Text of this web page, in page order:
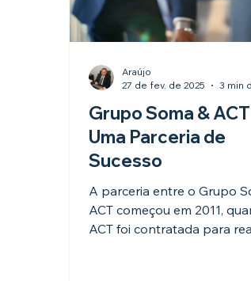
Grupo Soma &
Uma Parceria de
Sucesso
A parceria entre o Grupo
ACT começou em 2011,
ACT foi contratada para
Araújo
27 de fev. de 2025
3 min